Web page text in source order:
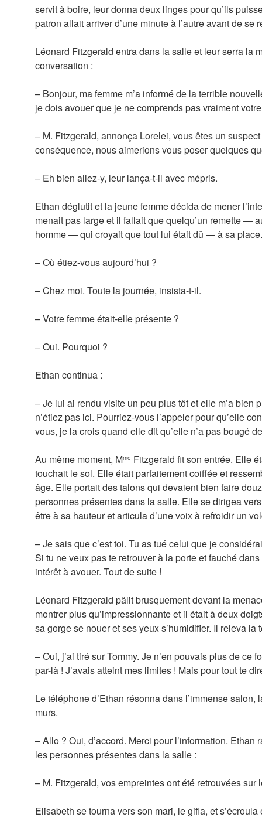
servit à boire, leur donna deux linges pour qu’ils
patron allait arriver d’une minute à l’autre avant de se
Léonard Fitzgerald entra dans la salle et leur serra la
conversation :
– Bonjour, ma femme m’a informé de la terrible
je dois avouer que je ne comprends pas vraiment
– M. Fitzgerald, annonça Lorelei, vous êtes un
conséquence, nous aimerions vous poser quelques
– Eh bien allez-y, leur lança-t-il avec mépris.
Ethan déglutit et la jeune femme décida de mener
menait pas large et il fallait que quelqu’un remette —
homme — qui croyait que tout lui était dû — à sa place.
– Où étiez-vous aujourd’hui ?
– Chez moi. Toute la journée, insista-t-il.
– Votre femme était-elle présente ?
– Oui. Pourquoi ?
Ethan continua :
– Je lui ai rendu visite un peu plus tôt et elle m’a bien
n’étiez pas ici. Pourriez-vous l’appeler pour qu’elle
vous, je la crois quand elle dit qu’elle n’a pas bougé
Au même moment, Mme Fitzgerald fit son entrée. Elle
touchait le sol. Elle était parfaitement coiffée et
âge. Elle portait des talons qui devaient bien faire
personnes présentes dans la salle. Elle se dirigea
être à sa hauteur et articula d’une voix à refroidir un
– Je sais que c’est toi. Tu as tué celui que je
Si tu ne veux pas te retrouver à la porte et fauché
intérêt à avouer. Tout de suite !
Léonard Fitzgerald pâlit brusquement devant la
montrer plus qu’impressionnante et il était à deux
sa gorge se nouer et ses yeux s’humidifier. Il releva la
– Oui, j’ai tiré sur Tommy. Je n’en pouvais plus de ce
par-là ! J’avais atteint mes limites ! Mais pour tout te
Le téléphone d’Ethan résonna dans l’immense
murs.
– Allo ? Oui, d’accord. Merci pour l’information.
les personnes présentes dans la salle :
– M. Fitzgerald, vos empreintes ont été retrouvées sur
Elisabeth se tourna vers son mari, le gifla, et